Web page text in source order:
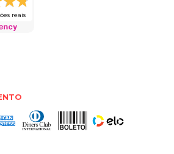
reais